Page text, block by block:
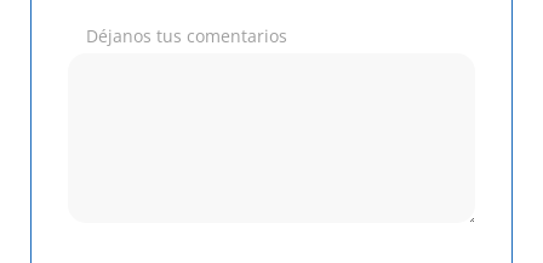
Déjanos tus comentarios